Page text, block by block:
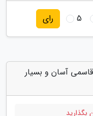
5 رای
قاسمی آسان و بسیار
بگذارید